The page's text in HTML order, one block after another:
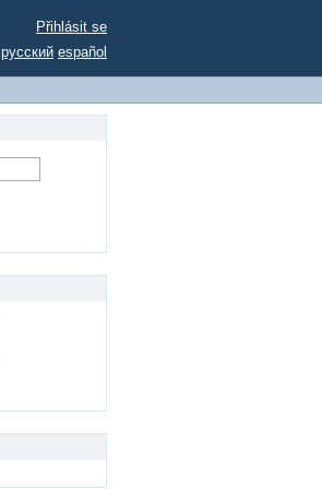
Přihlásit se
русский español